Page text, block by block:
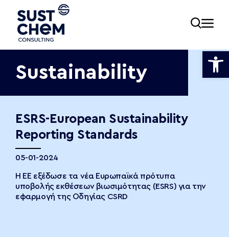
Sustainability
ESRS-European Sustainability
Reporting Standards
05-01-2024
Η ΕΕ εξέδωσε τα νέα Ευρωπαϊκά πρότυπα
υποβολής εκθέσεων βιωσιμότητας (ESRS) για την
εφαρμογή της Οδηγίας CSRD